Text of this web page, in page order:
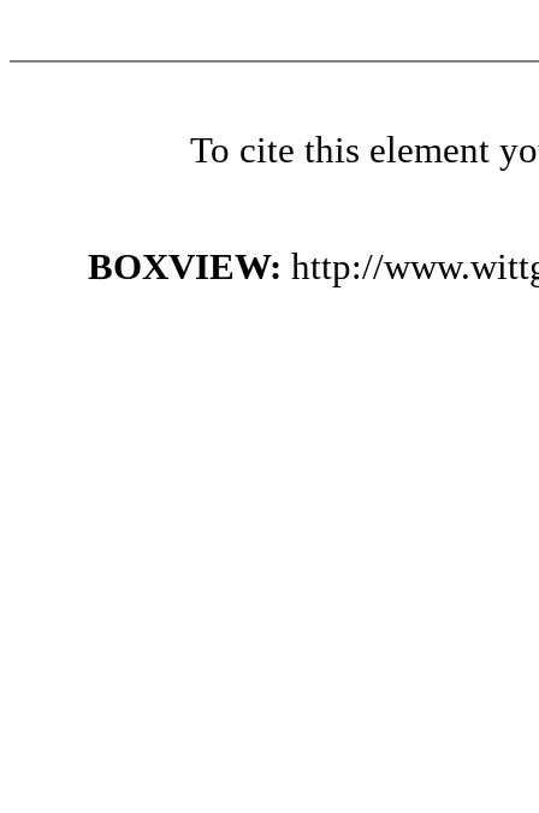
To cite this element
BOXVIEW: http://